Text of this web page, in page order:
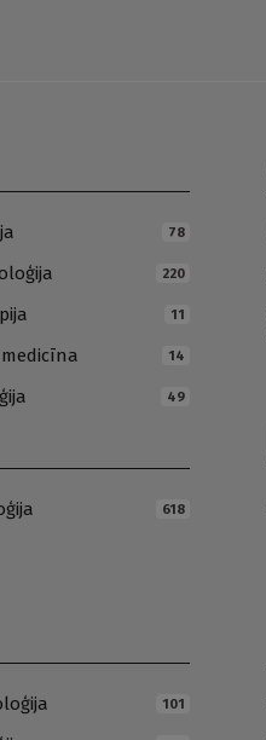
78
220
11
14
49
618
101